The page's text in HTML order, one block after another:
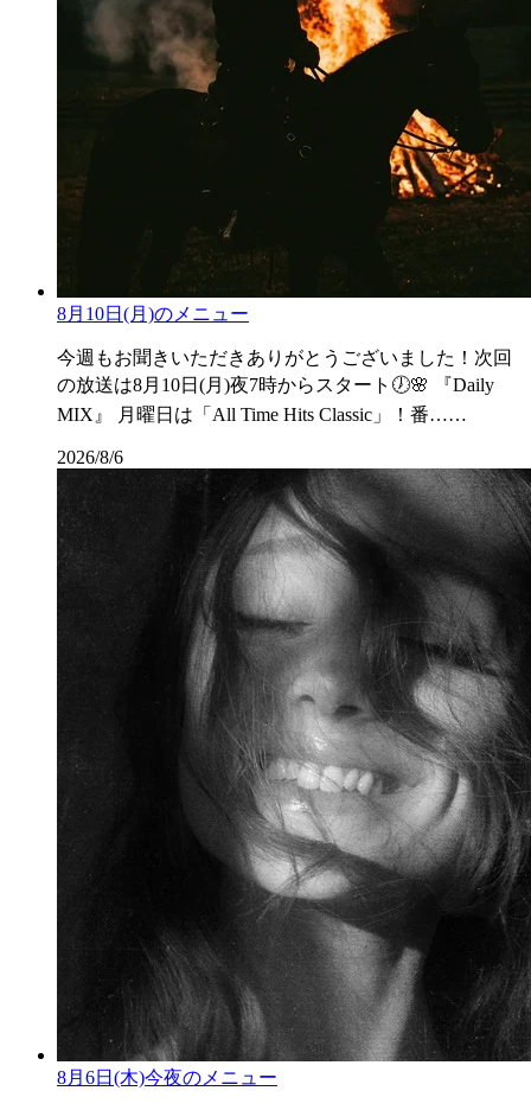
8月10日(月)のメニュー
今週もお聞きいただきありがとうございました！次回
の放送は8月10日(月)夜7時からスタート🕖🌸 『Daily
MIX』 月曜日は「All Time Hits Classic」！番……
2026/8/6
8月6日(木)今夜のメニュー